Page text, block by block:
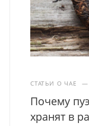
СТАТЬИ О ЧАЕ —
Почему
хранят в